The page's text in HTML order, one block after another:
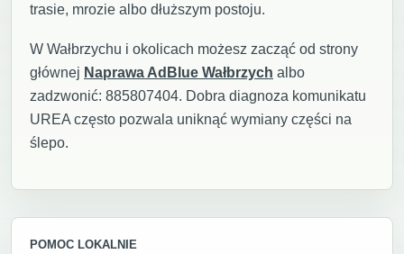
trasie, mrozie albo dłuższym postoju.
W Wałbrzychu i okolicach możesz zacząć od strony
głównej Naprawa AdBlue Wałbrzych albo
zadzwonić: 885807404. Dobra diagnoza komunikatu
UREA często pozwala uniknąć wymiany części na
ślepo.
POMOC LOKALNIE